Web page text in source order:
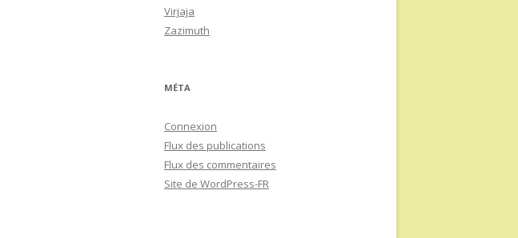
Virjaja
Zazimuth
MÉTA
Connexion
Flux des publications
Flux des commentaires
Site de WordPress-FR